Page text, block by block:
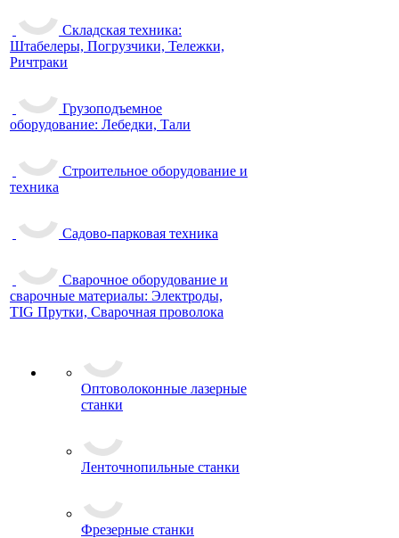
Складская техника:
Штабелеры, Погрузчики, Тележки,
Ричтраки
Грузоподъемное
оборудование: Лебедки, Тали
Строительное оборудование и
техника
Садово-парковая техника
Сварочное оборудование и
сварочные материалы: Электроды,
TIG Прутки, Сварочная проволока
Оптоволоконные лазерные
станки
Ленточнопильные станки
Фрезерные станки